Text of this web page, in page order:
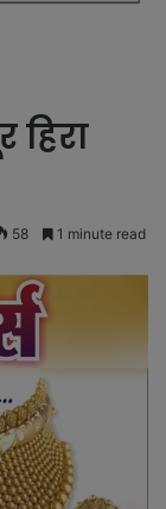
हिरा
58 1 minute read